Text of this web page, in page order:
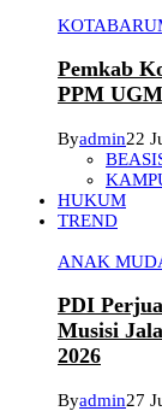
KOTABARU
Pemkab
PPM UGM
Byadmin22
HUKUM
TREND
ANAK
PDI
Musisi
2026
Byadmin27